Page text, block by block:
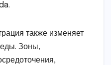
также изменяет
Зоны,